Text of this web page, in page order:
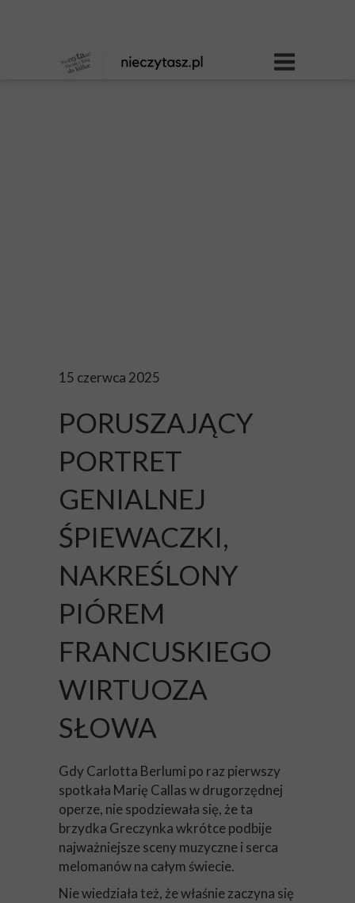
15 czerwca 2025
PORUSZAJĄCY
PORTRET
GENIALNEJ
ŚPIEWACZKI,
NAKREŚLONY
PIÓREM
FRANCUSKIEGO
WIRTUOZA
SŁOWA
Gdy Carlotta Berlumi po raz pierwszy
spotkała Marię Callas w drugorzędnej
operze, nie spodziewała się, że ta
brzydka Greczynka wkrótce podbije
najważniejsze sceny muzyczne i serca
melomanów na całym świecie.
Nie wiedziała też, że właśnie zaczyna się